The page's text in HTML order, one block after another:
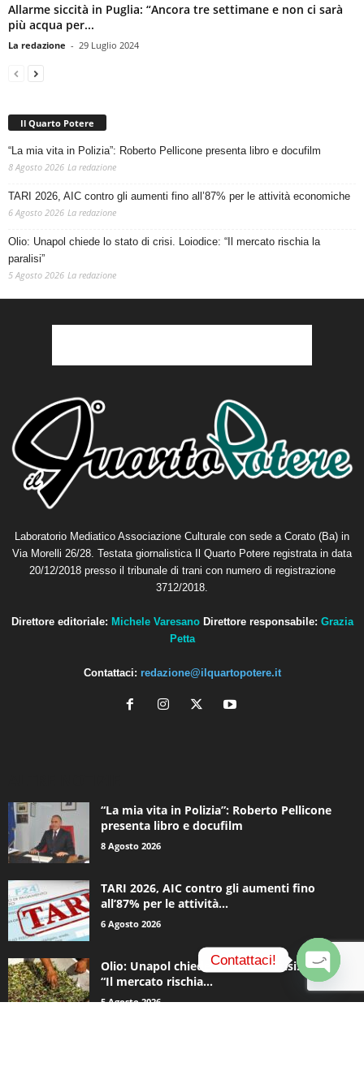
Allarme siccità in Puglia: “Ancora tre settimane e non ci sarà
più acqua per...
La redazione - 29 Luglio 2024
Il Quarto Potere
“La mia vita in Polizia”: Roberto Pellicone presenta libro e docufilm
8 Agosto 2026 La redazione
TARI 2026, AIC contro gli aumenti fino all’87% per le attività economiche
6 Agosto 2026 La redazione
Olio: Unapol chiede lo stato di crisi. Loiodice: “Il mercato rischia la
paralisi”
5 Agosto 2026 La redazione
Laboratorio Mediatico Associazione Culturale con sede a Corato (Ba) in
Via Morelli 26/28. Testata giornalistica Il Quarto Potere registrata in data
20/12/2018 presso il tribunale di trani con numero di registrazione
3712/2018.
Direttore editoriale: Michele Varesano Direttore responsabile: Grazia
Petta
Contattaci: redazione@ilquartopotere.it
“La mia vita in Polizia”: Roberto Pellicone
presenta libro e docufilm
8 Agosto 2026
TARI 2026, AIC contro gli aumenti fino
all’87% per le attività...
6 Agosto 2026
Olio: Unapol chiede lo stato di crisi. Loiodice:
“Il mercato rischia...
5 Agosto 2026
Contattaci!
O